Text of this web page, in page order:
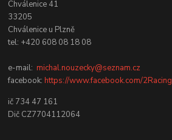
Chválenice 41
33205
Chválenice u Plzně
tel: +420 608 08 18 08
e-mail:michal.nouzecky@seznam.cz
facebook:https://www.facebook.com/2Racing
ič 734 47 161
Dič CZ7704112064